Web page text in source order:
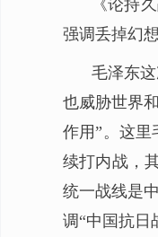
《论持
强调丢掉幻
毛泽东
也威胁世界
作用”。这里
续打内战，
统一战线是
调“中国抗日